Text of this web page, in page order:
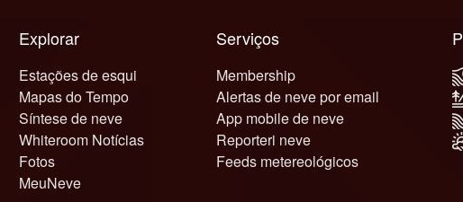
Explorar
Estações de esqui
Mapas do Tempo
Síntese de neve
Whiteroom Notícias
Fotos
MeuNeve
Serviços
Membership
Alertas de neve por email
App mobile de neve
Reporteri neve
Feeds metereológicos